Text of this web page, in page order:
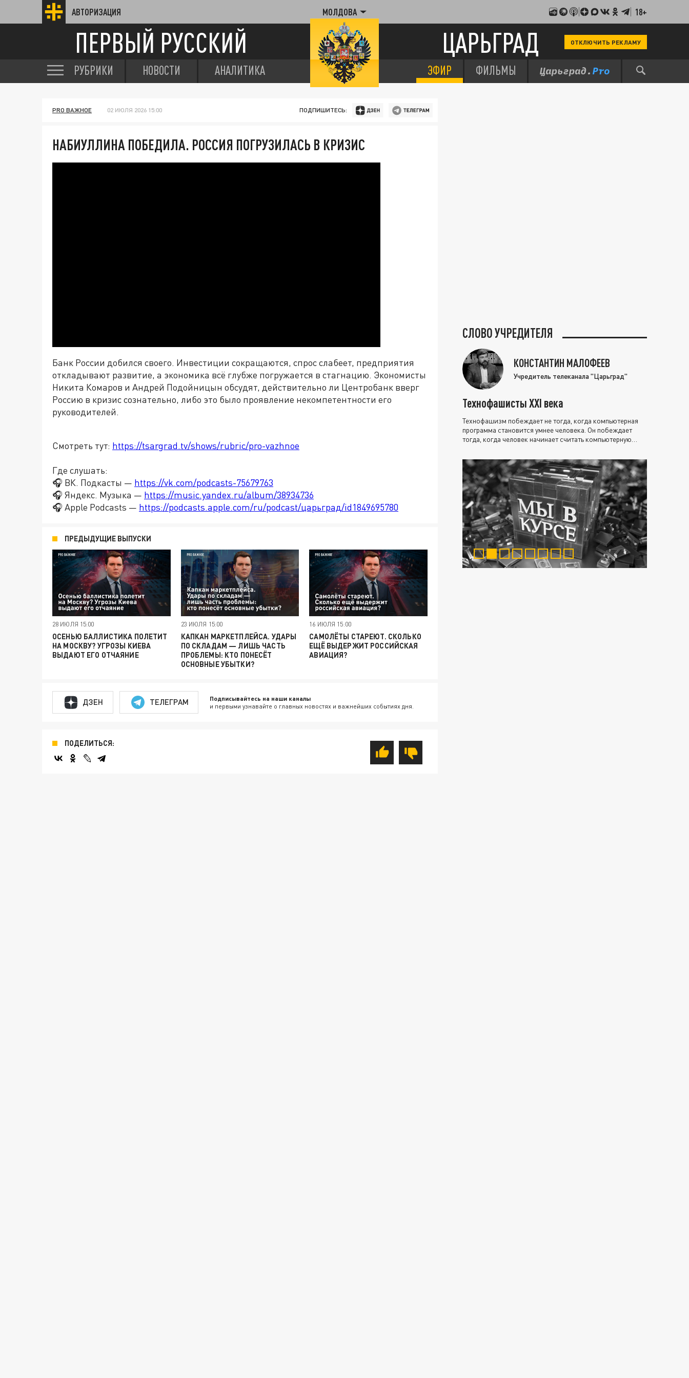
АВТОРИЗАЦИЯ МОЛДОВА 18+
ПЕРВЫЙ РУССКИЙ ЦАРЬГРАД ОТКЛЮЧИТЬ РЕКЛАМУ
РУБРИКИ НОВОСТИ АНАЛИТИКА ЭФИР ФИЛЬМЫ
PRO ВАЖНОЕ 02 ИЮЛЯ 2026 15:00 ПОДПИШИТЕСЬ:
НАБИУЛЛИНА ПОБЕДИЛА. РОССИЯ ПОГРУЗИЛАСЬ В КРИЗИС
Банк России добился своего. Инвестиции сокращаются, спрос слабеет, предприятия
откладывают развитие, а экономика всё глубже погружается в стагнацию. Экономисты
Никита Комаров и Андрей Подойницын обсудят, действительно ли Центробанк вверг
Россию в кризис сознательно, либо это было проявление некомпетентности его
руководителей.
Смотреть тут: https://tsargrad.tv/shows/rubric/pro-vazhnoe
Где слушать:
🎧 ВК. Подкасты — https://vk.com/podcasts-75679763
🎧 Яндекс. Музыка — https://music.yandex.ru/album/38934736
🎧 Apple Podcasts — https://podcasts.apple.com/ru/podcast/царьград/id1849695780
ПРЕДЫДУЩИЕ ВЫПУСКИ
28 ИЮЛЯ 15:00
ОСЕНЬЮ БАЛЛИСТИКА ПОЛЕТИТ
НА МОСКВУ? УГРОЗЫ КИЕВА
ВЫДАЮТ ЕГО ОТЧАЯНИЕ
23 ИЮЛЯ 15:00
КАПКАН МАРКЕТПЛЕЙСА. УДАРЫ
ПО СКЛАДАМ — ЛИШЬ ЧАСТЬ
ПРОБЛЕМЫ: КТО ПОНЕСЁТ
ОСНОВНЫЕ УБЫТКИ?
16 ИЮЛЯ 15:00
САМОЛЁТЫ СТАРЕЮТ. СКОЛЬКО
ЕЩЁ ВЫДЕРЖИТ РОССИЙСКАЯ
АВИАЦИЯ?
ДЗЕН ТЕЛЕГРАМ Подписывайтесь на наши каналы
и первыми узнавайте о главных новостях и важнейших событиях дня.
ПОДЕЛИТЬСЯ:
СЛОВО УЧРЕДИТЕЛЯ
КОНСТАНТИН МАЛОФЕЕВ
Учредитель телеканала "Царьград"
Технофашисты XXI века
Технофашизм побеждает не тогда, когда компьютерная
программа становится умнее человека. Он побеждает
тогда, когда человек начинает считать компьютерную